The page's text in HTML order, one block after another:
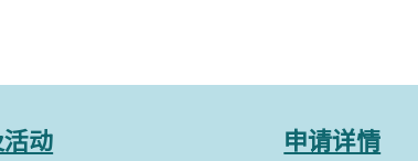
动 申请详情